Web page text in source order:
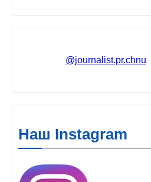
@journalist.pr.chnu
Наш Instagram